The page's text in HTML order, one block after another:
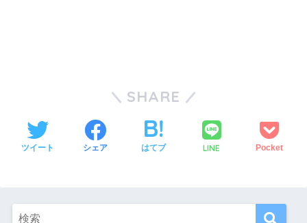
SHARE
ツイート シェア はてブ LINE Pocket